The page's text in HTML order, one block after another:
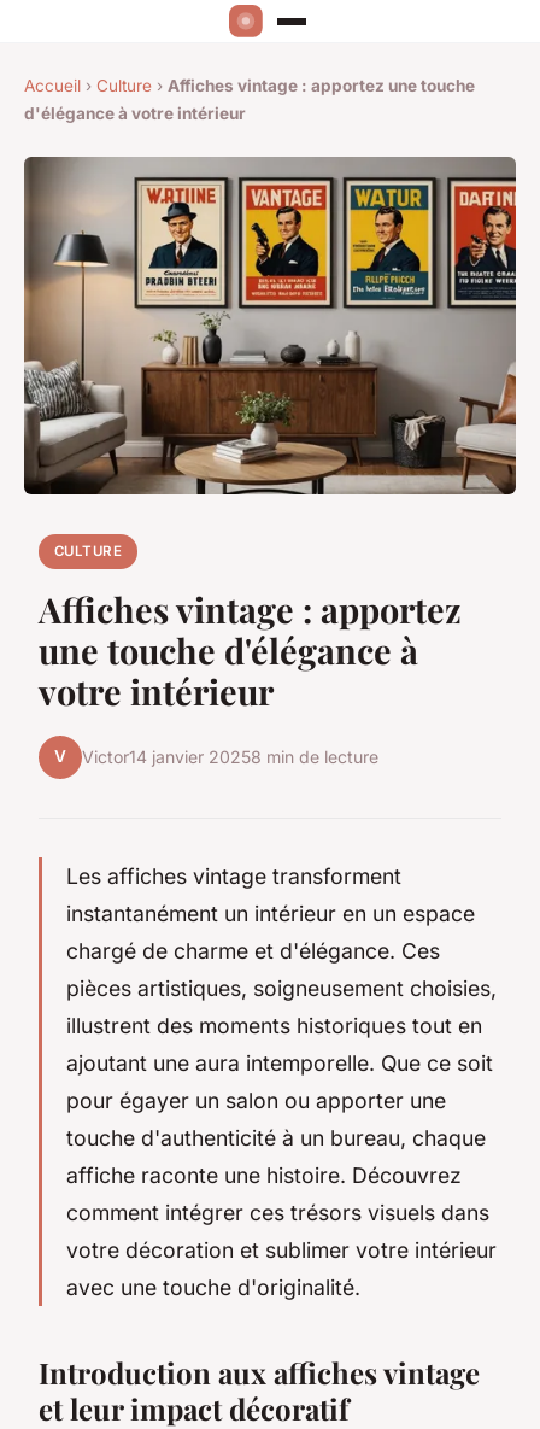
Accueil › Culture › Affiches vintage : apportez une touche
d'élégance à votre intérieur
CULTURE
Affiches vintage : apportez
une touche d'élégance à
votre intérieur
V Victor14 janvier 20258 min de lecture
Les affiches vintage transforment
instantanément un intérieur en un espace
chargé de charme et d'élégance. Ces
pièces artistiques, soigneusement choisies,
illustrent des moments historiques tout en
ajoutant une aura intemporelle. Que ce soit
pour égayer un salon ou apporter une
touche d'authenticité à un bureau, chaque
affiche raconte une histoire. Découvrez
comment intégrer ces trésors visuels dans
votre décoration et sublimer votre intérieur
avec une touche d'originalité.
Introduction aux affiches vintage
et leur impact décoratif